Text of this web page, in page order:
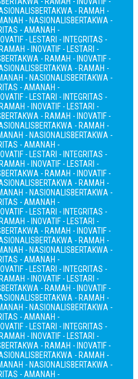
BERTAKWA - RAMAH -
- NASIONALISBERTAKWA -
- AMANAH -
- LESTARI - INTEGRITAS -
- INOVATIF - LESTARI -
BERTAKWA - RAMAH - INOVATIF -
BERTAKWA - RAMAH -
- NASIONALISBERTAKWA -
- AMANAH -
- LESTARI - INTEGRITAS -
- INOVATIF - LESTARI -
BERTAKWA - RAMAH - INOVATIF -
BERTAKWA - RAMAH -
- NASIONALISBERTAKWA -
- AMANAH -
- LESTARI - INTEGRITAS -
- INOVATIF - LESTARI -
BERTAKWA - RAMAH - INOVATIF -
BERTAKWA - RAMAH -
- NASIONALISBERTAKWA -
- AMANAH -
- LESTARI - INTEGRITAS -
- INOVATIF - LESTARI -
BERTAKWA - RAMAH - INOVATIF -
BERTAKWA - RAMAH -
- NASIONALISBERTAKWA -
- AMANAH -
- LESTARI - INTEGRITAS -
- INOVATIF - LESTARI -
BERTAKWA - RAMAH - INOVATIF -
BERTAKWA - RAMAH -
- NASIONALISBERTAKWA -
- AMANAH -
- LESTARI - INTEGRITAS -
- INOVATIF - LESTARI -
BERTAKWA - RAMAH - INOVATIF -
BERTAKWA - RAMAH -
- NASIONALISBERTAKWA -
- AMANAH -